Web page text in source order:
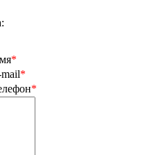
*
*
*